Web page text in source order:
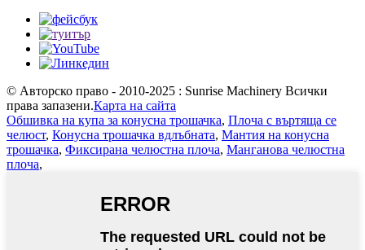
© Авторско право - 2010-2025 : Sunrise Machinery Всички
права запазени.Карта на сайта
Обшивка на купа за конусна трошачка, Плоча с въртяща се
челюст, Конусна трошачка вдлъбната, Мантия на конусна
трошачка, Фиксирана челюстна плоча, Манганова челюстна
плоча,